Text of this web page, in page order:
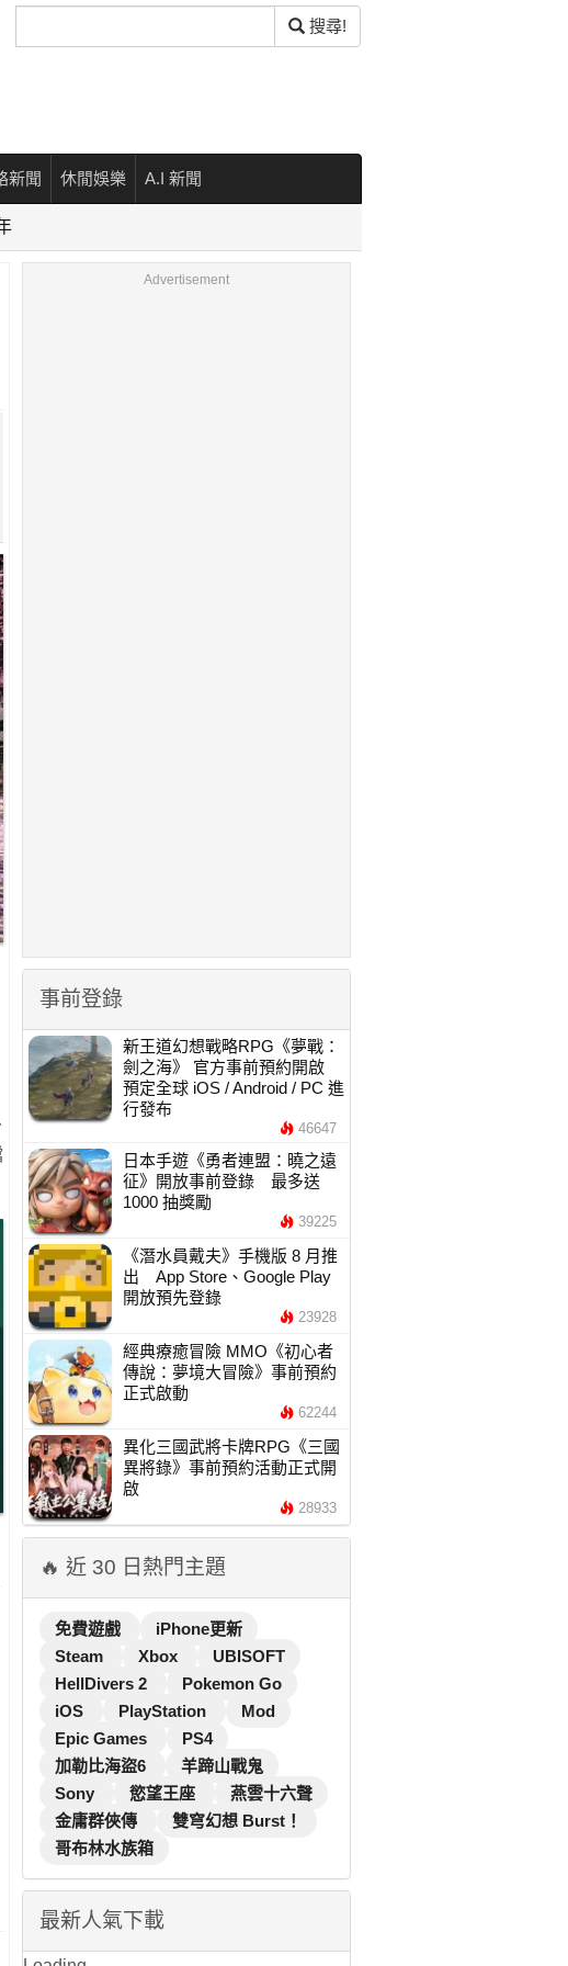
尋
搜尋!
新聞 休閒娛樂 A.I 新聞
Advertisement
事前登錄
新王道幻想戰略RPG《夢戰：
劍之海》 官方事前預約開啟
預定全球 iOS / Android / PC 進
行發布
46647
日本手遊《勇者連盟：曉之遠
征》開放事前登錄 最多送
1000 抽獎勵
39225
《潛水員戴夫》手機版 8 月推
出 App Store、Google Play
開放預先登錄
23928
經典療癒冒險 MMO《初心者
傳說：夢境大冒險》事前預約
正式啟動
62244
異化三國武將卡牌RPG《三國
異將錄》事前預約活動正式開
啟
28933
🔥 近 30 日熱門主題
免費遊戲
iPhone更新
Steam
Xbox
UBISOFT
HellDivers 2
Pokemon Go
iOS
PlayStation
Mod
Epic Games
PS4
加勒比海盜6
羊蹄山戰鬼
Sony
慾望王座
燕雲十六聲
金庸群俠傳
雙穹幻想 Burst！
哥布林水族箱
最新人氣下載